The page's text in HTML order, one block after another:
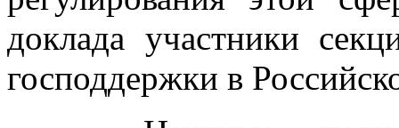
доклада участники
господдержки в